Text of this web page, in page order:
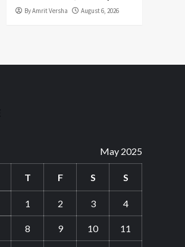
By Amrit Versha August 6, 2026
May 2025
T F S S
1 2 3 4
8 9 10 11